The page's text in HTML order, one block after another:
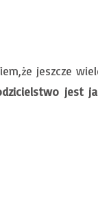
jeszcze
jest